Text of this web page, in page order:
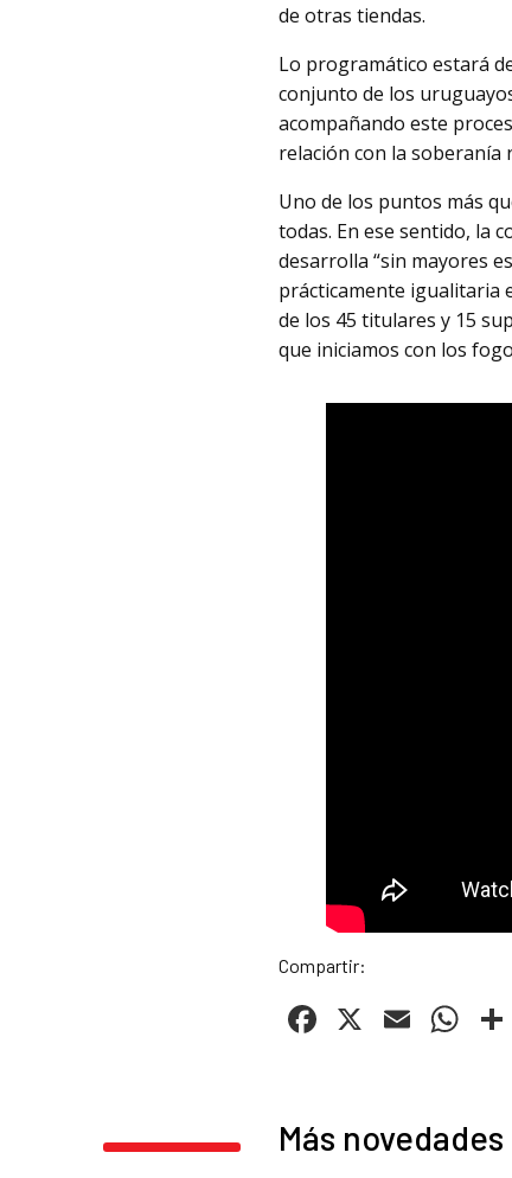
de otras tiendas.
Lo programático estará
conjunto de los
acompañando este
relación con la soberanía
Uno de los puntos más
todas. En ese sentido, la
desarrolla “sin mayores
prácticamente igualitaria
de los 45 titulares y 15
que iniciamos con los
Compartir:
Facebook
X Email
Más novedades